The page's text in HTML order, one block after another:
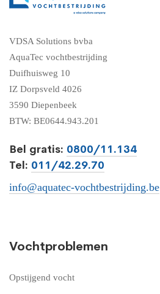
VDSA Solutions bvba
AquaTec vochtbestrijding
Duifhuisweg 10
IZ Dorpsveld 4026
3590 Diepenbeek
BTW: BE0644.943.201
Bel gratis: 0800/11.134
Tel: 011/42.29.70
info@aquatec-vochtbestrijding.be
Vochtproblemen
Opstijgend vocht